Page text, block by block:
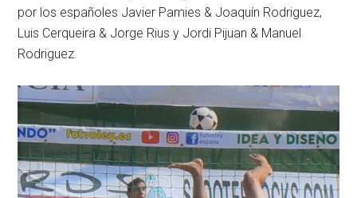
por los españoles Javier Pamies & Joaquín Rodriguez,
Luis Cerqueira & Jorge Rius y Jordi Pijuan & Manuel
Rodriguez.